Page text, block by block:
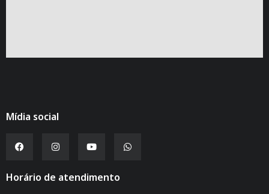
Mídia social
Horário de atendimento